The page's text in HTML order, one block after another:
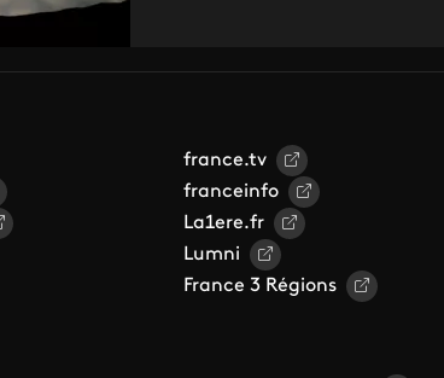
france.tv
franceinfo
La1ere.fr
Lumni
France 3 Régions